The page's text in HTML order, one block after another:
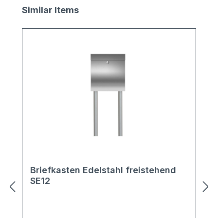
Produktgalerie überspringen
Similar Items
Briefkasten Edelstahl freistehend
SE12